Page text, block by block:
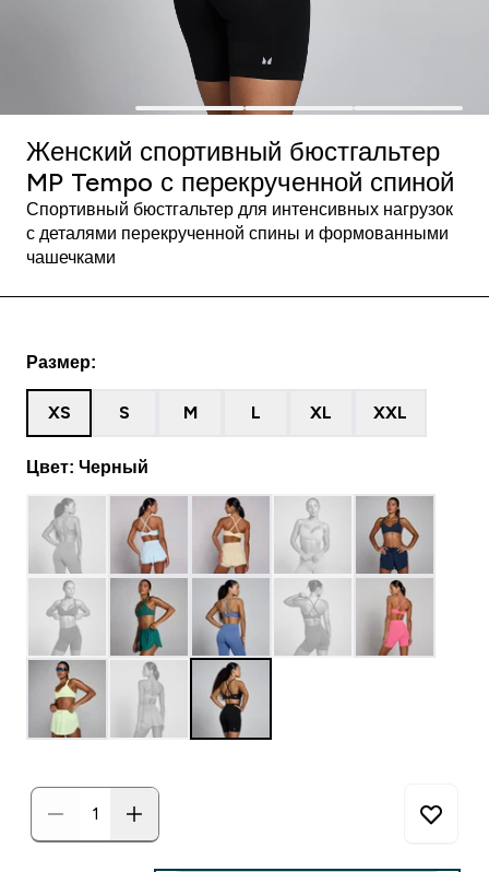
Женский спортивный бюстгальтер
MP Tempo с перекрученной спиной
Спортивный бюстгальтер для интенсивных нагрузок
с деталями перекрученной спины и формованными
чашечками
Размер:
XS S M L XL XXL
Цвет: Черный